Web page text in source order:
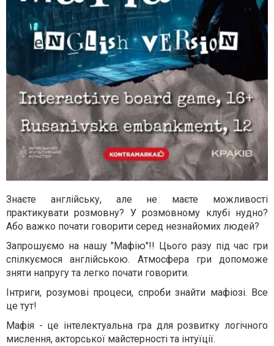
Знаєте англійську, але не маєте можливості
практикувати розмовну? У розмовному клубі нудно?
Або важко почати говорити серед незнайомих людей?
Запрошуємо на нашу "Мафію"!! Цього разу під час гри
спілкуємося англійською. Атмосфера гри допоможе
зняти напругу та легко почати говорити.
Інтриги, розумові процеси, спроби знайти мафіозі. Все
це тут!
Мафія - це інтелектуальна гра для розвитку логічного
мислення, акторської майстерності та інтуїції.